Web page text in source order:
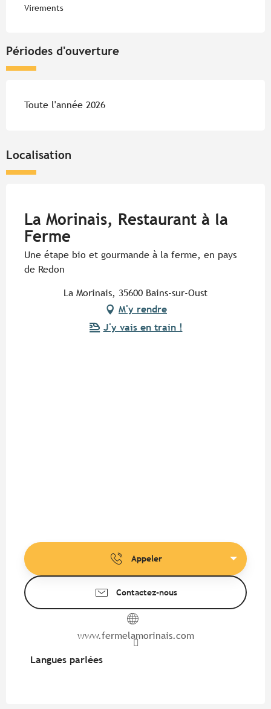
Virements
Périodes d'ouverture
Toute l'année 2026
Localisation
La Morinais, Restaurant à la
Ferme
Une étape bio et gourmande à la ferme, en pays
de Redon
La Morinais, 35600 Bains-sur-Oust
M'y rendre
J'y vais en train !
Appeler
Contactez-nous
www.fermelamorinais.com
Langues parlées
Langues parlées